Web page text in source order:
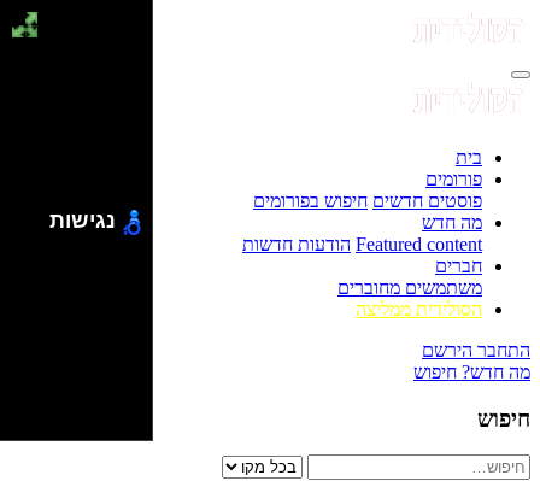
בית
פורומים
פוסטים חדשים חיפוש בפורומים
מה חדש
Featured content הודעות חדשות
חברים
משתמשים מחוברים
הסולידית ממליצה
התחבר הירשם
מה חדש? חיפוש
חיפוש
נגישות